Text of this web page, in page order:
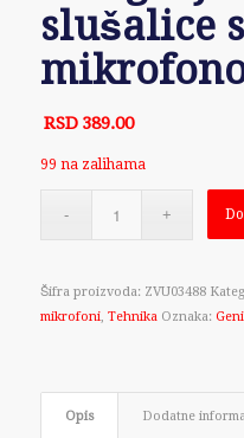
slušalice
RSD 389.00
99 na zalihama
Šifra proizvoda: ZVU03488
mikrofoni, Tehnika Oznaka:
Opis Dodatne